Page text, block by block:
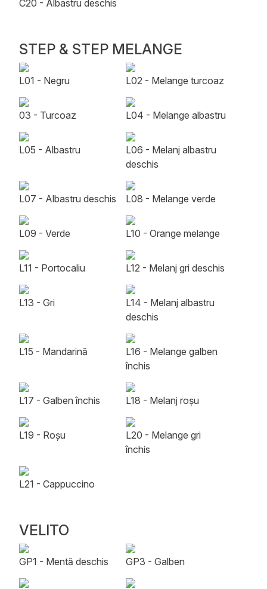
C20 - Albastru deschis
STEP & STEP MELANGE
L01 - Negru L02 - Melange turcoaz
03 - Turcoaz L04 - Melange albastru
L05 - Albastru
L06 - Melanj albastru
deschis
L07 - Albastru deschis L08 - Melange verde
L09 - Verde L10 - Orange melange
L11 - Portocaliu L12 - Melanj gri deschis
L13 - Gri
L14 - Melanj albastru
deschis
L15 - Mandarină
L16 - Melange galben
închis
L17 - Galben închis L18 - Melanj roșu
L19 - Roșu
L20 - Melange gri
închis
L21 - Cappuccino
VELITO
GP1 - Mentă deschis GP3 - Galben